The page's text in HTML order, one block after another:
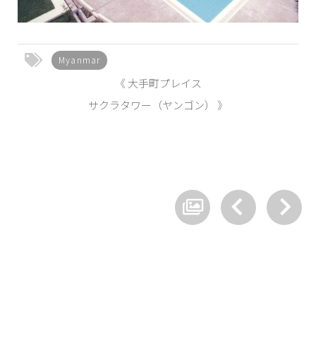
Myanmar
《 大手町プレイス
サクラタワー（ヤンゴン） 》